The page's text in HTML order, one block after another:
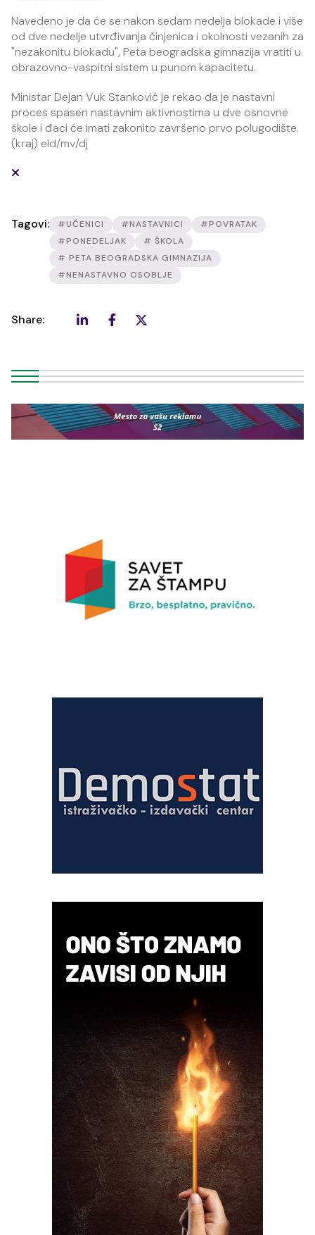
Navedeno je da će se nakon sedam nedelja blokade i više
od dve nedelje utvrđivanja činjenica i okolnosti vezanih za
"nezakonitu blokadu", Peta beogradska gimnazija vratiti u
obrazovno-vaspitni sistem u punom kapacitetu.
Ministar Dejan Vuk Stanković je rekao da je nastavni
proces spasen nastavnim aktivnostima u dve osnovne
škole i đaci će imati zakonito završeno prvo polugodište.
(kraj) eld/mv/dj
Tagovi: #UČENICI #NASTAVNICI
#POVRATAK
#PONEDELJAK
# ŠKOLA
# PETA BEOGRADSKA GIMNAZIJA
#NENASTAVNO OSOBLJE
Share: